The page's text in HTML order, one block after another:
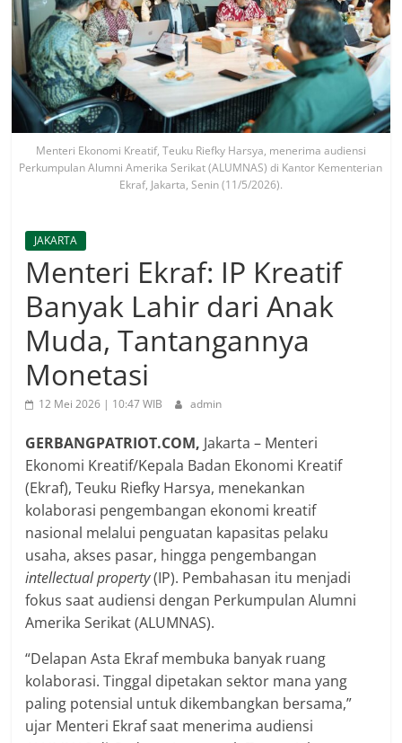
Menteri Ekonomi Kreatif, Teuku Riefky Harsya, menerima audiensi
Perkumpulan Alumni Amerika Serikat (ALUMNAS) di Kantor Kementerian
Ekraf, Jakarta, Senin (11/5/2026).
JAKARTA
Menteri Ekraf: IP Kreatif
Banyak Lahir dari Anak
Muda, Tantangannya
Monetasi
12 Mei 2026 | 10:47 WIB admin
GERBANGPATRIOT.COM, Jakarta – Menteri
Ekonomi Kreatif/Kepala Badan Ekonomi Kreatif
(Ekraf), Teuku Riefky Harsya, menekankan
kolaborasi pengembangan ekonomi kreatif
nasional melalui penguatan kapasitas pelaku
usaha, akses pasar, hingga pengembangan
intellectual property(IP). Pembahasan itu menjadi
fokus saat audiensi dengan Perkumpulan Alumni
Amerika Serikat (ALUMNAS).
“Delapan Asta Ekraf membuka banyak ruang
kolaborasi. Tinggal dipetakan sektor mana yang
paling potensial untuk dikembangkan bersama,”
ujar Menteri Ekraf saat menerima audiensi